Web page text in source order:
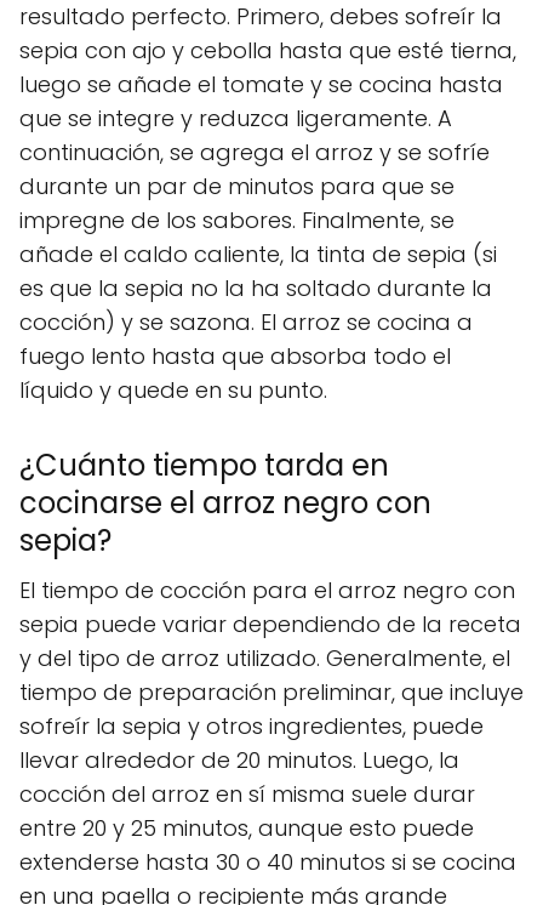
resultado perfecto. Primero, debes sofreír la
sepia con ajo y cebolla hasta que esté tierna,
luego se añade el tomate y se cocina hasta
que se integre y reduzca ligeramente. A
continuación, se agrega el arroz y se sofríe
durante un par de minutos para que se
impregne de los sabores. Finalmente, se
añade el caldo caliente, la tinta de sepia (si
es que la sepia no la ha soltado durante la
cocción) y se sazona. El arroz se cocina a
fuego lento hasta que absorba todo el
líquido y quede en su punto.
¿Cuánto tiempo tarda en
cocinarse el arroz negro con
sepia?
El tiempo de cocción para el arroz negro con
sepia puede variar dependiendo de la receta
y del tipo de arroz utilizado. Generalmente, el
tiempo de preparación preliminar, que incluye
sofreír la sepia y otros ingredientes, puede
llevar alrededor de 20 minutos. Luego, la
cocción del arroz en sí misma suele durar
entre 20 y 25 minutos, aunque esto puede
extenderse hasta 30 o 40 minutos si se cocina
en una paella o recipiente más grande